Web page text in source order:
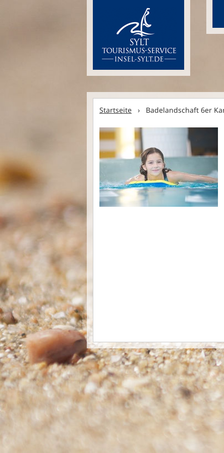
Startseite › Badelandschaft 6er